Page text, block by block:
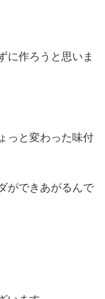
に作ろうと思いま
っと変わった味付
ができあがるんで